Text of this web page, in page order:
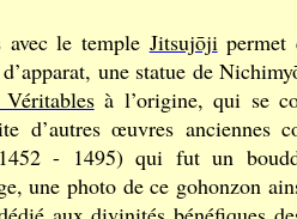
le temple Jitsujōjipermet
une statue de
à l’origine, qui se
d’autres œuvres anciennes
- 1495) qui fut un
une photo de ce gohonzon